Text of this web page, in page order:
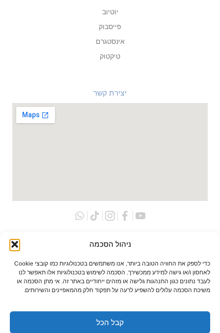
ניהול הסכמה
כדי לספק את החוויה הטובה ביותר, אנו משתמשים בטכנולוגיות כמו קובצי Cookie
לאחסון ו/או גישה למידע ממכשירך. הסכמה לשימוש בטכנולוגיות אלו תאפשר לנו
לעבד נתונים כגון התנהגות גלישה או מזהים ייחודיים באתר זה. אי מתן הסכמה או
משיכת הסכמה עלולים להשפיע לרעה על תפקוד חלק מהמאפיינים והשירותים.
קבל הכל
יוטיוב
פייסבוק
אינסטגרם
טיקטוק
יצירת קשר
הזמנה
כל הזכויות שמורות לתמיר מוטורס חדשנות טכנולוגית בע”מ
2025 ©